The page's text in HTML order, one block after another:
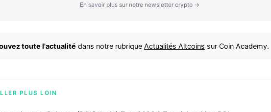
En savoir plus sur notre newsletter crypto →
toute l'actualité dans notre rubrique Actualités Altcoins sur Coin Academy.
PLUS LOIN